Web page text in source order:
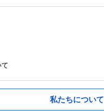
私たちについて